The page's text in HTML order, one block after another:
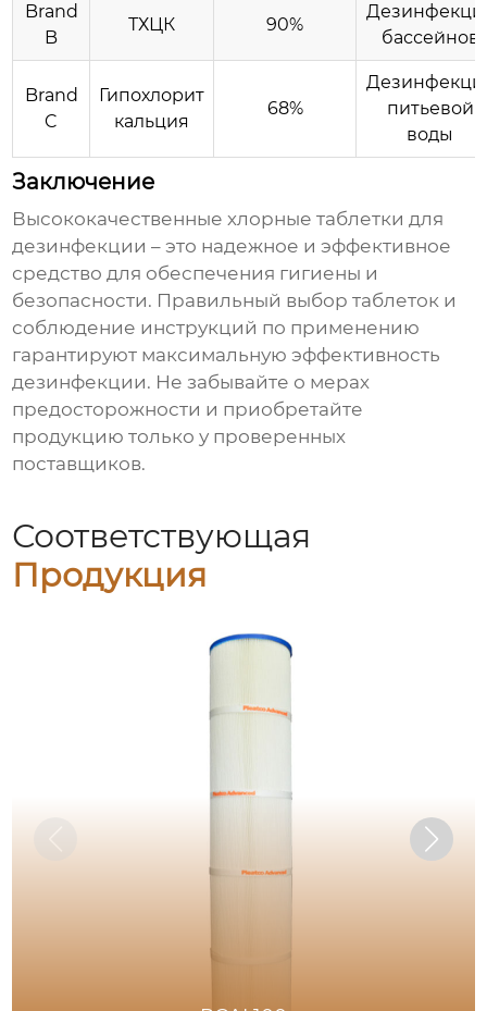
Brand
B
ТХЦК 90%
бассейнов
Brand
C
Гипохлорит
кальция
68%
питьевой
воды
Заключение
Высококачественные хлорные таблетки для
дезинфекции – это надежное и эффективное
средство для обеспечения гигиены и
безопасности. Правильный выбор таблеток и
соблюдение инструкций по применению
гарантируют максимальную эффективность
дезинфекции. Не забывайте о мерах
предосторожности и приобретайте
продукцию только у проверенных
поставщиков.
Соответствующая
Продукция